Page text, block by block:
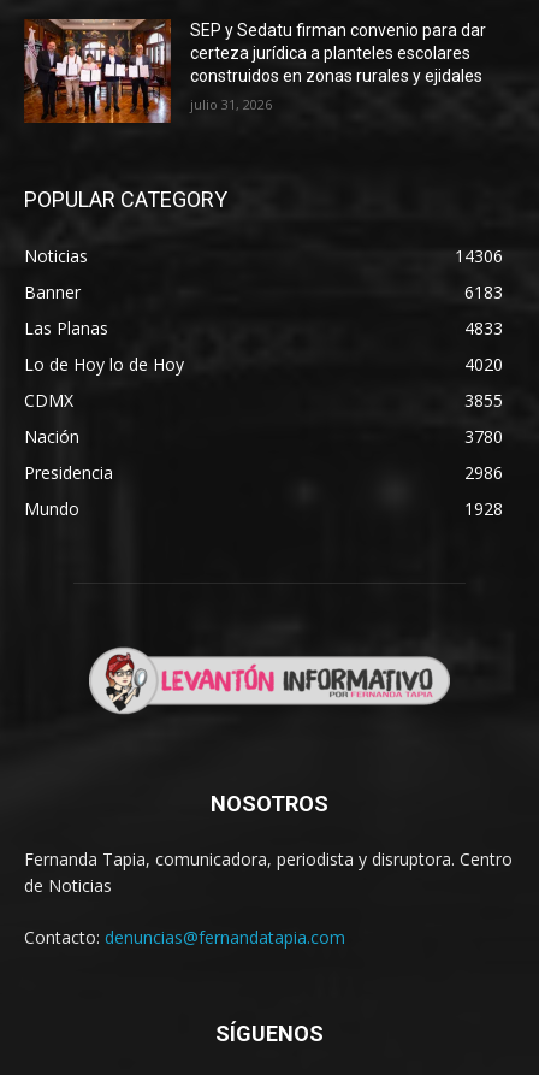
SEP y Sedatu firman convenio para dar
certeza jurídica a planteles escolares
construidos en zonas rurales y ejidales
julio 31, 2026
POPULAR CATEGORY
Noticias
14306
Banner
6183
Las Planas
4833
Lo de Hoy lo de Hoy
4020
CDMX
3855
Nación
3780
Presidencia
2986
Mundo
1928
NOSOTROS
Fernanda Tapia, comunicadora, periodista y disruptora. Centro
de Noticias
Contacto: denuncias@fernandatapia.com
SÍGUENOS